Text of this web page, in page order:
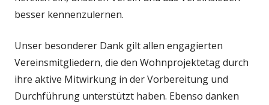
besser kennenzulernen.
Unser besonderer Dank gilt allen engagierten
Vereinsmitgliedern, die den Wohnprojektetag durch
ihre aktive Mitwirkung in der Vorbereitung und
Durchführung unterstützt haben. Ebenso danken